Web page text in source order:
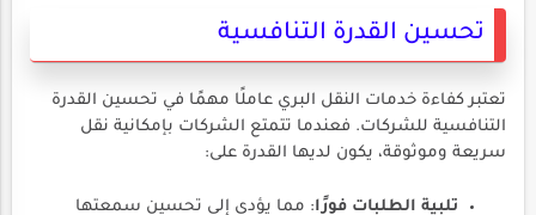
تحسين القدرة التنافسية
تعتبر كفاءة خدمات النقل البري عاملًا مهمًا في تحسين القدرة
التنافسية للشركات. فعندما تتمتع الشركات بإمكانية نقل
سريعة وموثوقة، يكون لديها القدرة على:
تلبية الطلبات فورًا: مما يؤدي إلى تحسين سمعتها